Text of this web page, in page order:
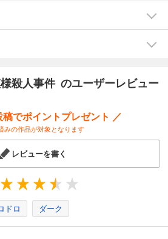
殺人事件 のユーザーレビュー
稿でポイントプレゼント ／
みの作品が対象となります
レビューを書く
ドロ ダーク